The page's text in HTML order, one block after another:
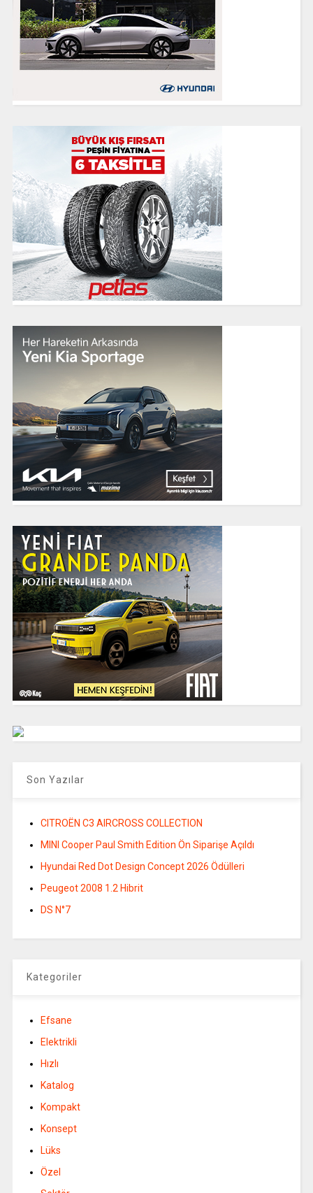
Son Yazılar
CITROËN C3 AIRCROSS COLLECTION
MINI Cooper Paul Smith Edition Ön Siparişe Açıldı
Hyundai Red Dot Design Concept 2026 Ödülleri
Peugeot 2008 1.2 Hibrit
DS N°7
Kategoriler
Efsane
Elektrikli
Hızlı
Katalog
Kompakt
Konsept
Lüks
Özel